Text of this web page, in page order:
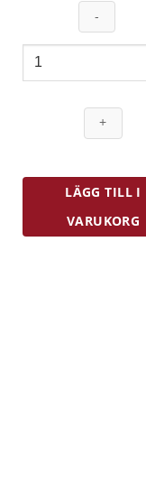
Funktion
Köksrullehållare
LÄGG TILL I
VARUKORG